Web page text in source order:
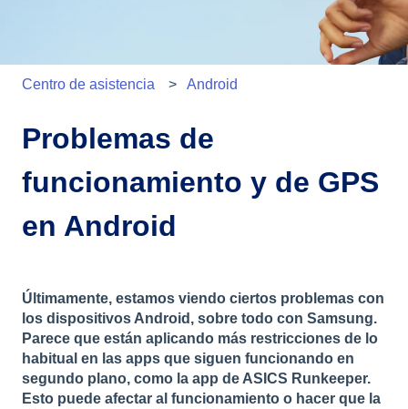
Centro de asistencia Android
Problemas de
funcionamiento y de GPS
en Android
Últimamente, estamos viendo ciertos problemas con
los dispositivos Android, sobre todo con Samsung.
Parece que están aplicando más restricciones de lo
habitual en las apps que siguen funcionando en
segundo plano, como la app de ASICS Runkeeper.
Esto puede afectar al funcionamiento o hacer que la